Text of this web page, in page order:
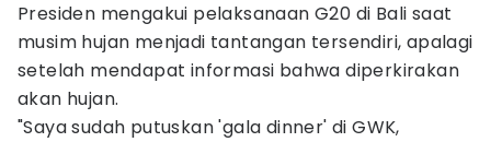
Presiden mengakui pelaksanaan G20 di Bali saat
musim hujan menjadi tantangan tersendiri, apalagi
setelah mendapat informasi bahwa diperkirakan
akan hujan.
"Saya sudah putuskan 'gala dinner' di GWK,